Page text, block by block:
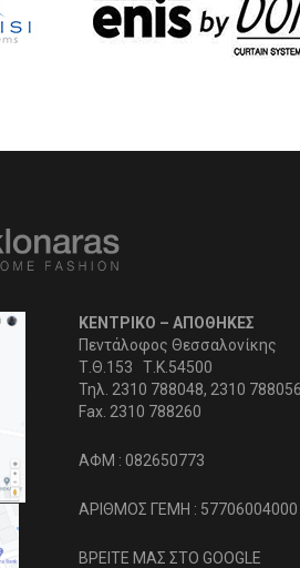
ΚΕΝΤΡΙΚΟ – ΑΠΟΘΗΚΕΣ
Πεντάλοφος Θεσσαλονίκης
Τ.Θ.153 Τ.Κ.54500
Τηλ. 2310 788048, 2310
Fax. 2310 788260
ΑΦΜ : 082650773
ΑΡΙΘΜΟΣ ΓΕΜΗ : 57706004000
ΒΡΕΙΤΕ ΜΑΣ ΣΤΟ GOOGLE